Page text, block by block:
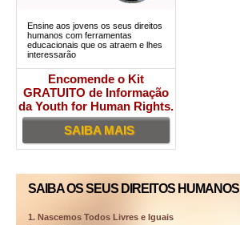
Ensine aos jovens os seus direitos
humanos com ferramentas
educacionais que os atraem e lhes
interessarão
Encomende o Kit
GRATUITO de Informação
da Youth for Human Rights.
SAIBA MAIS
SAIBA OS SEUS DIREITOS HUMANOS
1. Nascemos Todos Livres e Iguais